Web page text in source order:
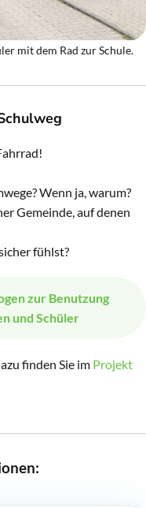
mit dem Rad zur Schule.
Wenn ja, warum?
Gemeinde, auf denen
fühlst?
zur Benutzung
und Schüler
finden Sie im Projekt